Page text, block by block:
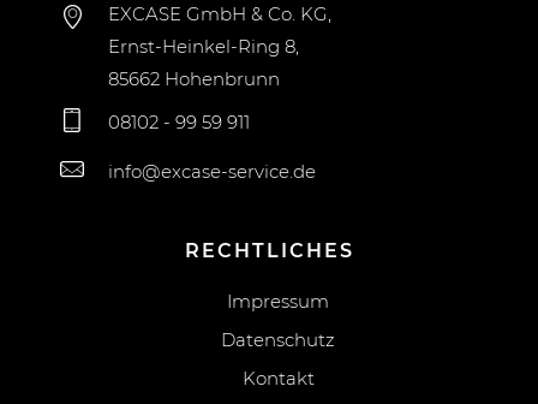
EXCASE GmbH & Co. KG,
Ernst-Heinkel-Ring 8,
85662 Hohenbrunn
08102 - 99 59 911
info@excase-service.de
RECHTLICHES
Impressum
Datenschutz
Kontakt